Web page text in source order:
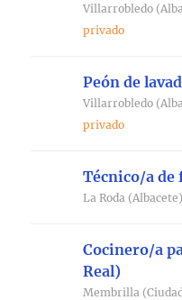
Villarrobledo
privado
Peón de
Villarrobledo
privado
Técnico/a de
La Roda (Albacete)
Cocinero/a
Real)
Membrilla